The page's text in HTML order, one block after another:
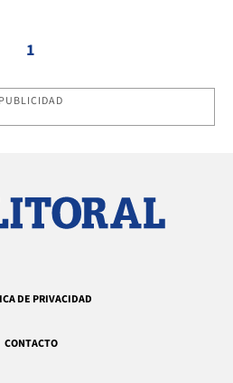
1
PUBLICIDAD
DE PRIVACIDAD
CONTACTO